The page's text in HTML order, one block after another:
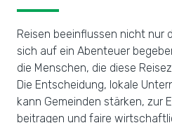
Reisen beeinflussen nicht nur
sich auf ein Abenteuer
die Menschen, die diese
Die Entscheidung, lokale
kann Gemeinden stärken, zur
beitragen und faire